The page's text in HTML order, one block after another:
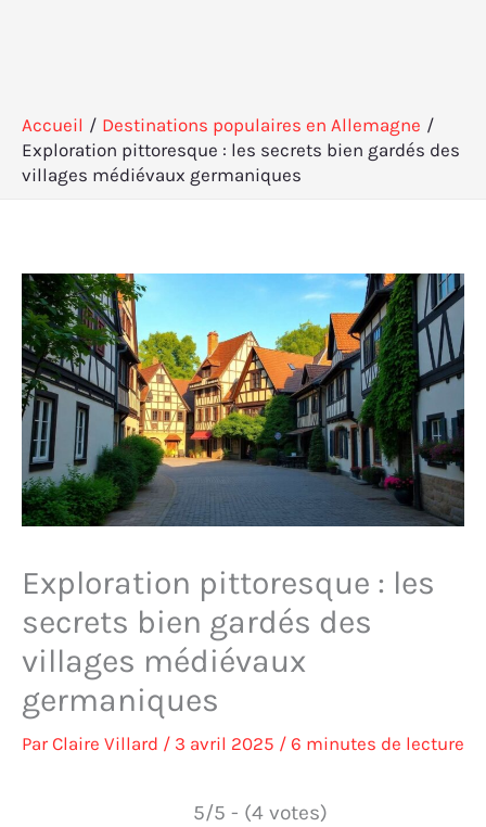
Accueil
Destinations populaires en Allemagne
Exploration pittoresque : les secrets bien gardés des
villages médiévaux germaniques
Exploration pittoresque : les
secrets bien gardés des
villages médiévaux
germaniques
ParClaire Villard / 3 avril 2025 / 6 minutes de lecture
5/5 - (4 votes)